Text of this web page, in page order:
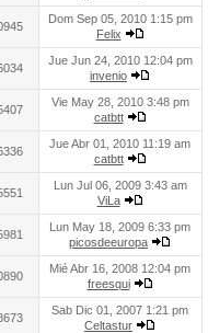
Dom Sep 05, 2010 1:15 pm
Felix
Jue Jun 24, 2010 12:04 pm
invenio
Vie May 28, 2010 3:48 pm
catbtt
Jue Abr 01, 2010 11:19 am
catbtt
Lun Jul 06, 2009 3:43 am
ViLa
Lun May 18, 2009 6:33 pm
picosdeeuropa
Mié Abr 16, 2008 12:04 pm
freesqui
Sab Dic 01, 2007 1:21 pm
Celtastur